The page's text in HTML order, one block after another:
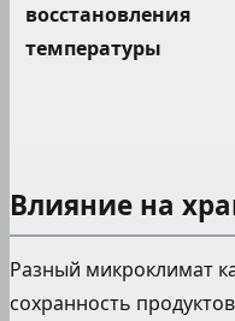
восстановления
температуры
Влияние на
Разный микроклимат
сохранность